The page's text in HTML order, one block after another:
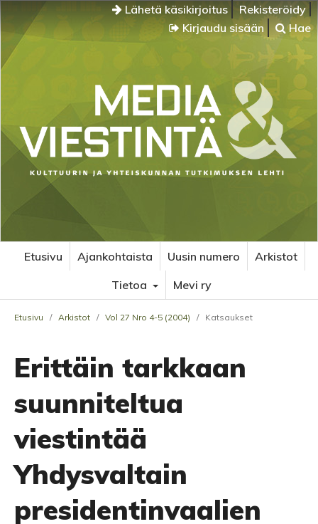
Lähetä käsikirjoitus
Rekisteröidy
Kirjaudu sisään
Hae
Etusivu Ajankohtaista Uusin numero
Arkistot
Tietoa
Mevi ry
Etusivu / Arkistot / Vol 27 Nro 4-5 (2004) / Katsaukset
Erittäin tarkkaan
suunniteltua
viestintää
Yhdysvaltain
presidentinvaalien